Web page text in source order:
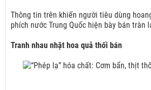
Thông tin trên khiến người tiêu dùng
phích nước Trung Quốc hiện bày bán tràn
Tranh nhau nhặt hoa quả thối bán